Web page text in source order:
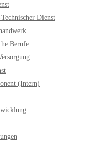
Dienst
Berufe
(Intern)